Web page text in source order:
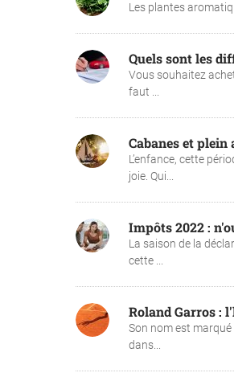
Les plantes
Quels sont les
Vous souhaitez
faut ...
Cabanes et
L’enfance, cette
joie. Qui...
Impôts 2022 :
La saison de la
cette ...
Roland Garros :
Son nom est marqué
dans...